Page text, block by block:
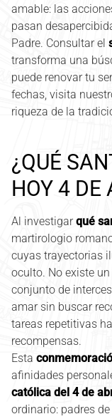
amable: las
pasan
Padre. Consultar el
transforma una
puede renovar tu
fechas, visita
riqueza de la
¿QUÉ
HOY 4 DE
Al investigarqué
martirologio
cuyas trayectorias
oculto. No existe
conjunto de
amar sin buscar
tareas repetitivas
recompensas.
Esta
afinidades
católica del 4 de
ordinario: padres